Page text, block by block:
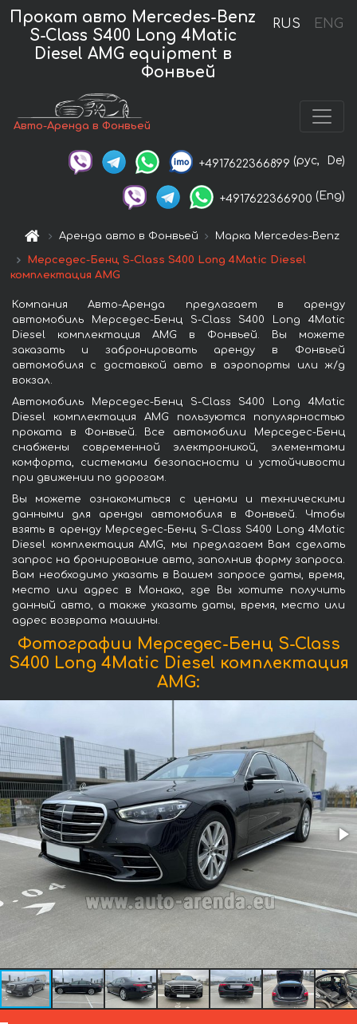
RUS ENG
Прокат авто Mercedes-Benz
S-Class S400 Long 4Matic
Diesel AMG equipment в
Фонвьей
Авто-Аренда в Фонвьей
+4917622366899 (рус, De)
+4917622366900 (Eng)
Аренда авто в Фонвьей Марка Mercedes-Benz
Мерседес-Бенц S-Class S400 Long 4Matic Diesel
комплектация AMG
Компания Авто-Аренда предлагает в аренду
автомобиль Мерседес-Бенц S-Class S400 Long 4Matic
Diesel комплектация AMG в Фонвьей. Вы можете
заказать и забронировать аренду в Фонвьей
автомобиля с доставкой авто в аэропорты или ж/д
вокзал.
Автомобиль Мерседес-Бенц S-Class S400 Long 4Matic
Diesel комплектация AMG пользуются популярностью
проката в Фонвьей. Все автомобили Мерседес-Бенц
снабжены современной электроникой, элементами
комфорта, системами безопасности и устойчивости
при движении по дорогам.
Вы можете ознакомиться с ценами и техническими
данными для аренды автомобиля в Фонвьей. Чтобы
взять в аренду Мерседес-Бенц S-Class S400 Long 4Matic
Diesel комплектация AMG, мы предлагаем Вам сделать
запрос на бронирование авто, заполнив форму запроса.
Вам необходимо указать в Вашем запросе даты, время,
место или адрес в Монако, где Вы хотите получить
данный авто, а также указать даты, время, место или
адрес возврата машины.
Фотографии Мерседес-Бенц S-Class
S400 Long 4Matic Diesel комплектация
AMG: